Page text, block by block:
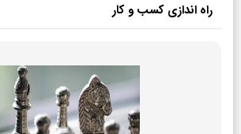
راه اندازی کسب و کار